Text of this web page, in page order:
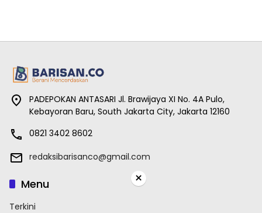
PADEPOKAN ANTASARI Jl. Brawijaya XI No. 4A Pulo,
Kebayoran Baru, South Jakarta City, Jakarta 12160
0821 3402 8602
redaksibarisanco@gmail.com
Menu
Terkini
×